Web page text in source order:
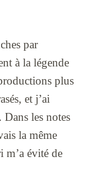
par
à la légende
plus
et j’ai
Dans les notes
la même
m’a évité de